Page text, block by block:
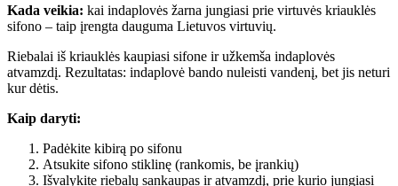
Kada veikia: kai indaplovės žarna jungiasi prie virtuvės kriauklės
sifono – taip įrengta dauguma Lietuvos virtuvių.
Riebalai iš kriauklės kaupiasi sifone ir užkemša indaplovės
atvamzdį. Rezultatas: indaplovė bando nuleisti vandenį, bet jis neturi
kur dėtis.
Kaip daryti:
Padėkite kibirą po sifonu
Atsukite sifono stiklinę (rankomis, be įrankių)
Išvalykite riebalų sankaupas ir atvamzdį, prie kurio jungiasi